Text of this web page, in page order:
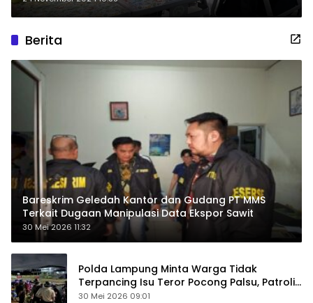
Hari Guru Nasional
Berita
Bareskrim Geledah Kantor dan Gudang PT MMS
Terkait Dugaan Manipulasi Data Ekspor Sawit
30 Mei 2026 11:32
Polda Lampung Minta Warga Tidak
Terpancing Isu Teror Pocong Palsu, Patroli
Keamanan Ditingkatkan
30 Mei 2026 09:01